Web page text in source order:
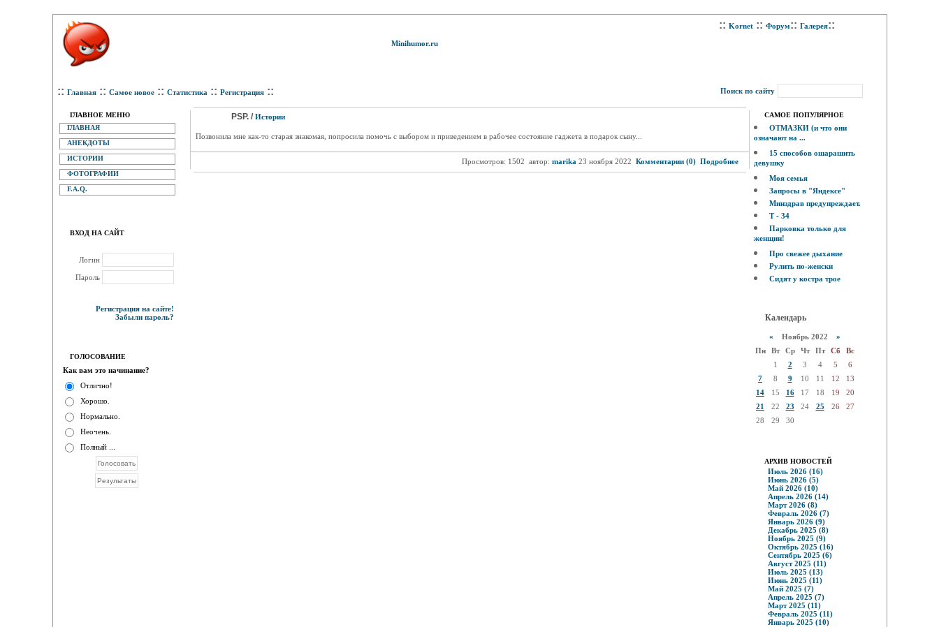
Minihumor.ru
:: Kornet :: Форум:: Галерея::
:: Главная :: Самое новое :: Статистика :: Регистрация :: Поиск по сайту
ГЛАВНОЕ МЕНЮ
ГЛАВНАЯ
АНЕКДОТЫ
ИСТОРИИ
ФОТОГРАФИИ
F.A.Q.
ВХОД НА САЙТ
Логин
Пароль
Регистрация на сайте!
Забыли пароль?
ГОЛОСОВАНИЕ
Как вам это начинание?
Отлично!
Хорошо.
Нормально.
Неочень.
Полный ...
PSP. / Истории
Позвонила мне как-то старая знакомая, попросила помочь с выбором и приведением в рабочее состояние гаджета в подарок сыну...
Просмотров: 1502 автор: marika 23 ноября 2022 Комментарии (0) Подробнее
САМОЕ ПОПУЛЯРНОЕ
ОТМАЗКИ (и что они
означают на ...
15 способов ошарашить
девушку
Моя семья
Запросы в "Яндексе"
Минздрав предупреждает.
Т - 34
Парковка только для
женщин!
Про свежее дыхание
Рулить по-женски
Сидят у костра трое
Календарь
« Ноябрь 2022 »
Пн
Вт Ср Чт Пт Сб
Вс
1
2 3 4 5
6
7
8 9 10 11 12
13
14
15 16 17 18 19
20
21
22 23 24 25 26
27
28
29 30
АРХИВ НОВОСТЕЙ
Июль 2026 (16)
Июнь 2026 (5)
Май 2026 (10)
Апрель 2026 (14)
Март 2026 (8)
Февраль 2026 (7)
Январь 2026 (9)
Декабрь 2025 (8)
Ноябрь 2025 (9)
Октябрь 2025 (16)
Сентябрь 2025 (6)
Август 2025 (11)
Июль 2025 (13)
Июнь 2025 (11)
Май 2025 (7)
Апрель 2025 (7)
Март 2025 (11)
Февраль 2025 (11)
Январь 2025 (10)